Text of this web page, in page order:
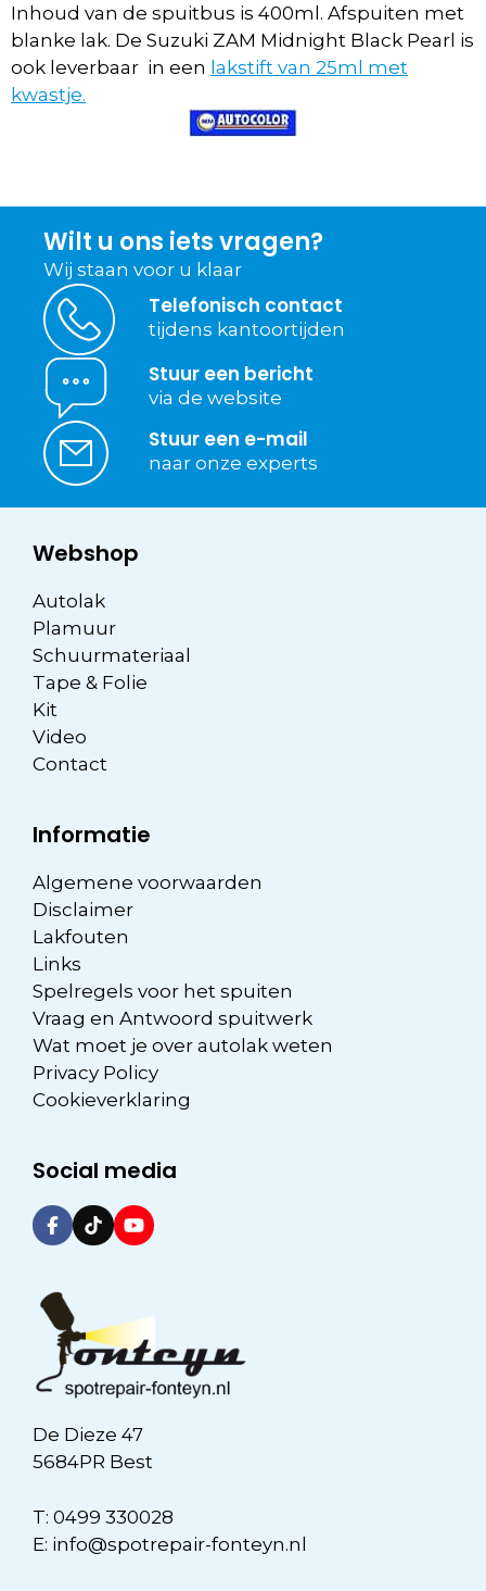
Inhoud van de spuitbus is 400ml. Afspuiten met
blanke lak. De Suzuki ZAM Midnight Black Pearl is
ook leverbaar in een lakstift van 25ml met
kwastje.
Wilt u ons iets vragen?
Wij staan voor u klaar
Telefonisch contact
tijdens kantoortijden
Stuur een bericht
via de website
Stuur een e-mail
naar onze experts
Webshop
Autolak
Plamuur
Schuurmateriaal
Tape & Folie
Kit
Video
Contact
Informatie
Algemene voorwaarden
Disclaimer
Lakfouten
Links
Spelregels voor het spuiten
Vraag en Antwoord spuitwerk
Wat moet je over autolak weten
Privacy Policy
Cookieverklaring
Social media
De Dieze 47
5684PR Best
T: 0499 330028
E: info@spotrepair-fonteyn.nl